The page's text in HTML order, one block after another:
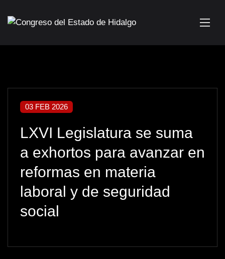
03 FEB 2026
LXVI Legislatura se suma
a exhortos para avanzar en
reformas en materia
laboral y de seguridad
social